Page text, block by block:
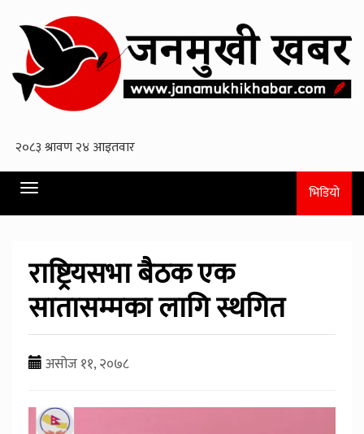
Toggle
navigation
भिडियो
राष्ट्रियसभा बैठक एक
सातासम्मका लागि स्थगित
असोज ११, २०७८